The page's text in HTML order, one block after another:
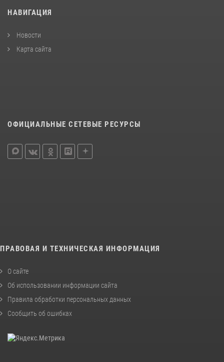
НАВИГАЦИЯ
Новости
Карта сайта
ОФИЦИАЛЬНЫЕ СЕТЕВЫЕ РЕСУРСЫ
ПРАВОВАЯ И ТЕХНИЧЕСКАЯ ИНФОРМАЦИЯ
О сайте
Об использовании информации сайта
Правила обработки персональных данных
Сообщить об ошибках